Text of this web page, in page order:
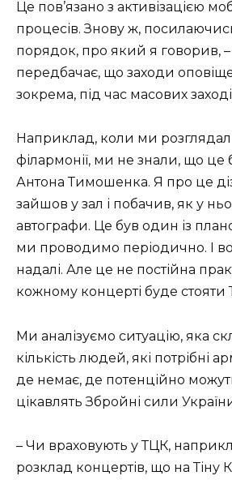
Це пов’язано з активізацією
процесів. Знову ж,
порядок, про який я говорив,
передбачає, що заходи
зокрема, під час масових
Наприклад, коли ми
філармонії, ми не знали, що це
Антона Тимошенка. Я про це
зайшов у зал і побачив, як у
автографи. Це був один із
ми проводимо періодично. І
надалі. Але це не постійна
кожному концерті буде стояти
Ми аналізуємо ситуацію, яка
кількість людей, які потрібні
де немає, де потенційно
цікавлять Збройні сили
– Чи враховують у ТЦК,
розклад концертів, що на Тіну